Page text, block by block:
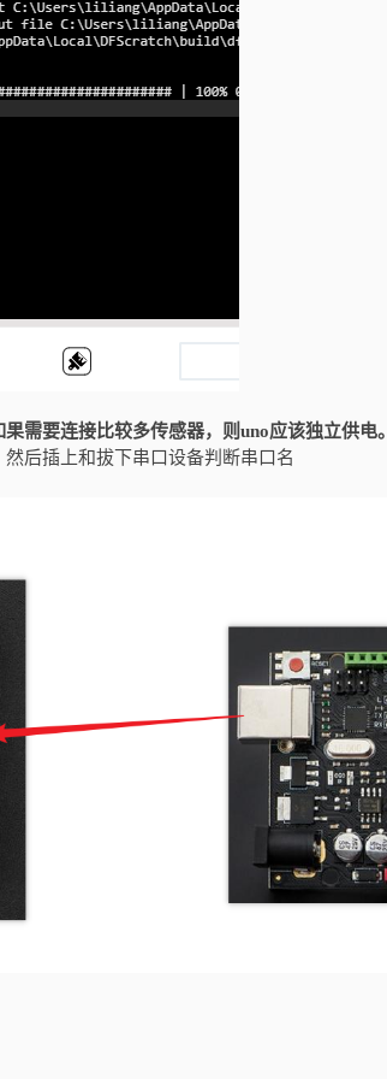
需要连接比较多传感器，则uno应该独立供电。
后插上和拔下串口设备判断串口名